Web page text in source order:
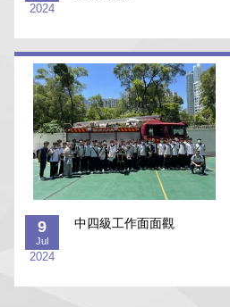
2024
9
Jul
2024
中四級工作面面觀